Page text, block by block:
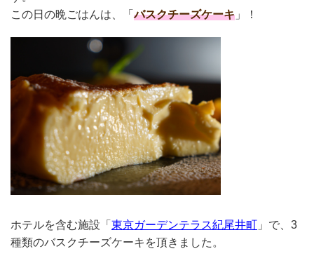
この日の晩ごはんは、「バスクチーズケーキ 」！
ホテルを含む施設「 東京ガーデンテラス紀尾井町 」で、3
種類のバスクチーズケーキを頂きました。